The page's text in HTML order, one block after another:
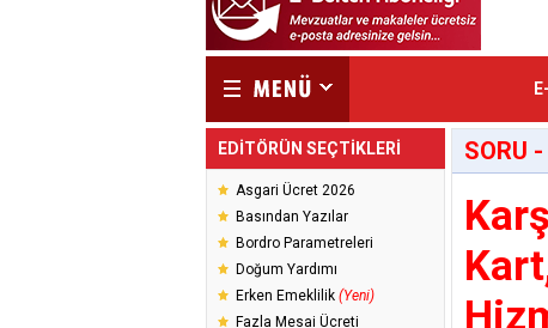
EDİTÖRÜN SEÇTİKLERİ
Asgari Ücret 2026
Basından Yazılar
Bordro Parametreleri
Doğum Yardımı
Erken Emeklilik (Yeni)
Fazla Mesai Ücreti
SORU